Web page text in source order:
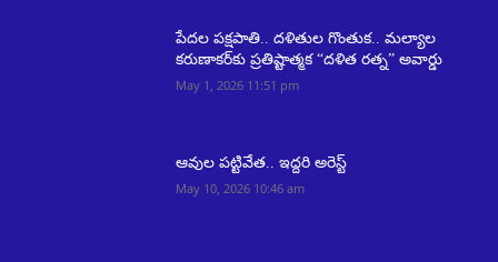
పేదల పక్షపాతి.. దళితుల గొంతుక.. మల్యాల
కరుణాకర్‌కు ప్రతిష్టాత్మక “దళిత రత్న” అవార్డు
May 1, 2026 11:51 pm
ఆవుల పట్టివేత.. ఇద్దరి అరెస్ట్
May 10, 2026 10:46 am